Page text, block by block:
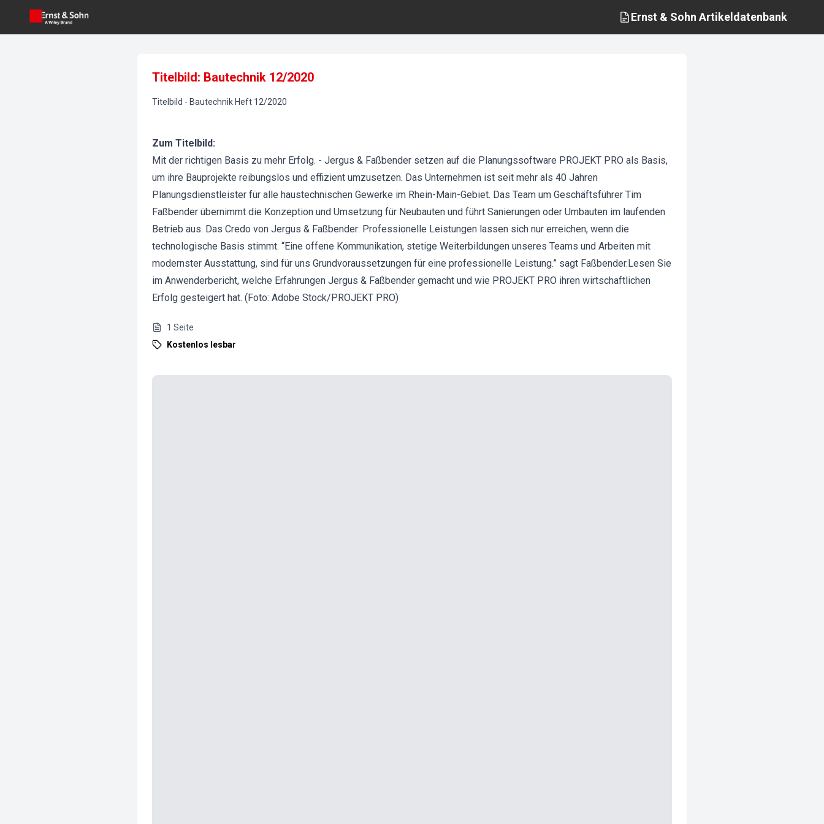
Ernst & Sohn Artikeldatenbank
Titelbild: Bautechnik 12/2020
Titelbild - Bautechnik Heft 12/2020
Zum Titelbild:
Mit der richtigen Basis zu mehr Erfolg. - Jergus & Faßbender setzen auf die Planungssoftware PROJEKT PRO als Basis,
um ihre Bauprojekte reibungslos und effizient umzusetzen. Das Unternehmen ist seit mehr als 40 Jahren
Planungsdienstleister für alle haustechnischen Gewerke im Rhein-Main-Gebiet. Das Team um Geschäftsführer Tim
Faßbender übernimmt die Konzeption und Umsetzung für Neubauten und führt Sanierungen oder Umbauten im laufenden
Betrieb aus. Das Credo von Jergus & Faßbender: Professionelle Leistungen lassen sich nur erreichen, wenn die
technologische Basis stimmt. “Eine offene Kommunikation, stetige Weiterbildungen unseres Teams und Arbeiten mit
modernster Ausstattung, sind für uns Grundvoraussetzungen für eine professionelle Leistung.” sagt Faßbender.Lesen Sie
im Anwenderbericht, welche Erfahrungen Jergus & Faßbender gemacht und wie PROJEKT PRO ihren wirtschaftlichen
Erfolg gesteigert hat. (Foto: Adobe Stock/PROJEKT PRO)
1 Seite
Kostenlos lesbar